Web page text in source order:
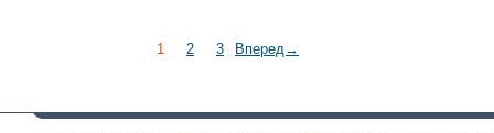
Вперед→
1 2 3